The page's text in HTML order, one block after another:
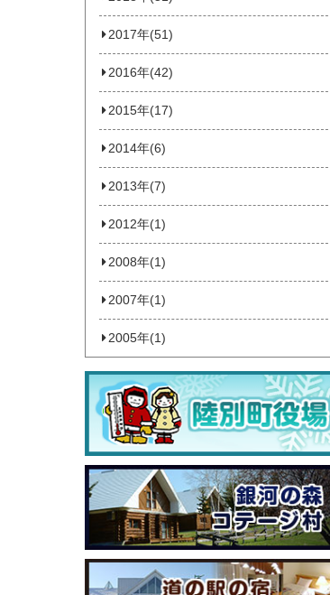
2017年(51)
2016年(42)
2015年(17)
2014年(6)
2013年(7)
2012年(1)
2008年(1)
2007年(1)
2005年(1)